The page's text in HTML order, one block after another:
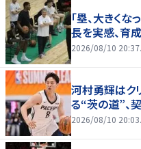
「塁、大きく
長を実感、育
2026/08/10 20:37
河村勇輝はク
る“茨の道”、
2026/08/10 20:03